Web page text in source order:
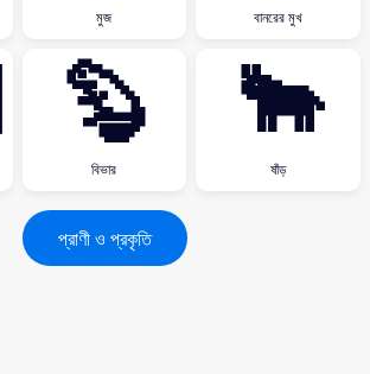
মুজ বানরের মুখ
🦫
বিভার
🐂
ষাঁড়
প্রাণী ও প্রকৃতি